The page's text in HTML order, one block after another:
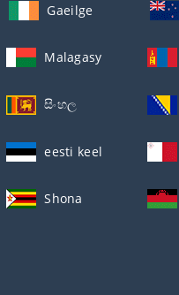
Gaeilge
Malagasy
සිංහල
eesti keel
Shona